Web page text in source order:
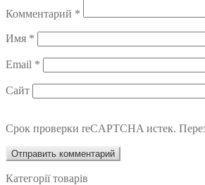
Комментарий *
Имя *
Email *
Сайт
Срок проверки reCAPTCHA истек.
Категорії товарів